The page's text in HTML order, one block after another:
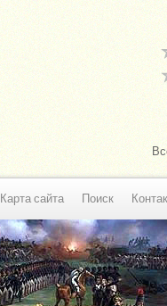
Карта сайта Поиск